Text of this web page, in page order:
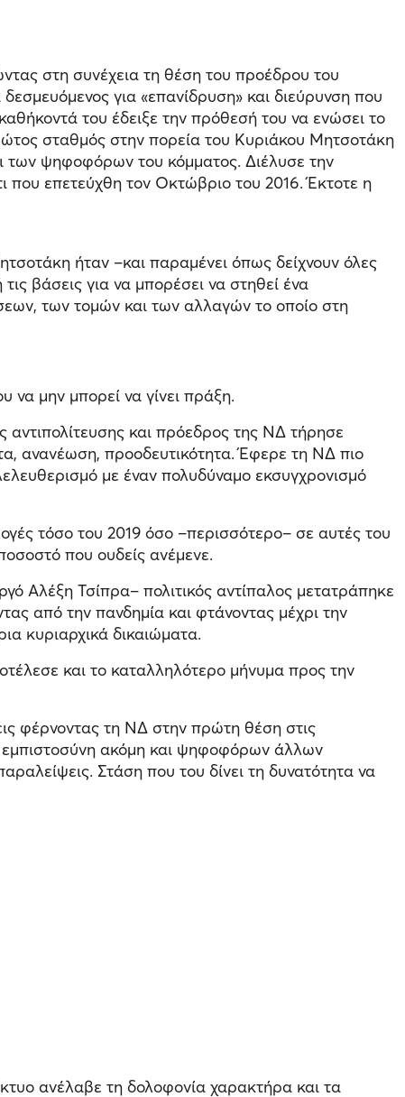
στη συνέχεια τη θέση του προέδρου του
για «επανίδρυση» και διεύρυνση που
του έδειξε την πρόθεσή του να ενώσει το
σταθμός στην πορεία του Κυριάκου Μητσοτάκη
των ψηφοφόρων του κόμματος. Διέλυσε την
επετεύχθη τον Οκτώβριο του 2016. Έκτοτε η
ήταν –και παραμένει όπως δείχνουν όλες
βάσεις για να μπορέσει να στηθεί ένα
των τομών και των αλλαγών το οποίο στη
μην μπορεί να γίνει πράξη.
και πρόεδρος της ΝΔ τήρησε
ανανέωση, προοδευτικότητα. Έφερε τη ΝΔ πιο
με έναν πολυδύναμο εκσυγχρονισμό
τόσο του 2019 όσο –περισσότερο– σε αυτές του
που ουδείς ανέμενε.
Αλέξη Τσίπρα– πολιτικός αντίπαλος μετατράπηκε
από την πανδημία και φτάνοντας μέχρι την
κυριαρχικά δικαιώματα.
και το καταλληλότερο μήνυμα προς την
φέρνοντας τη ΝΔ στην πρώτη θέση στις
εμπιστοσύνη ακόμη και ψηφοφόρων άλλων
Στάση που του δίνει τη δυνατότητα να
ανέλαβε τη δολοφονία χαρακτήρα και τα